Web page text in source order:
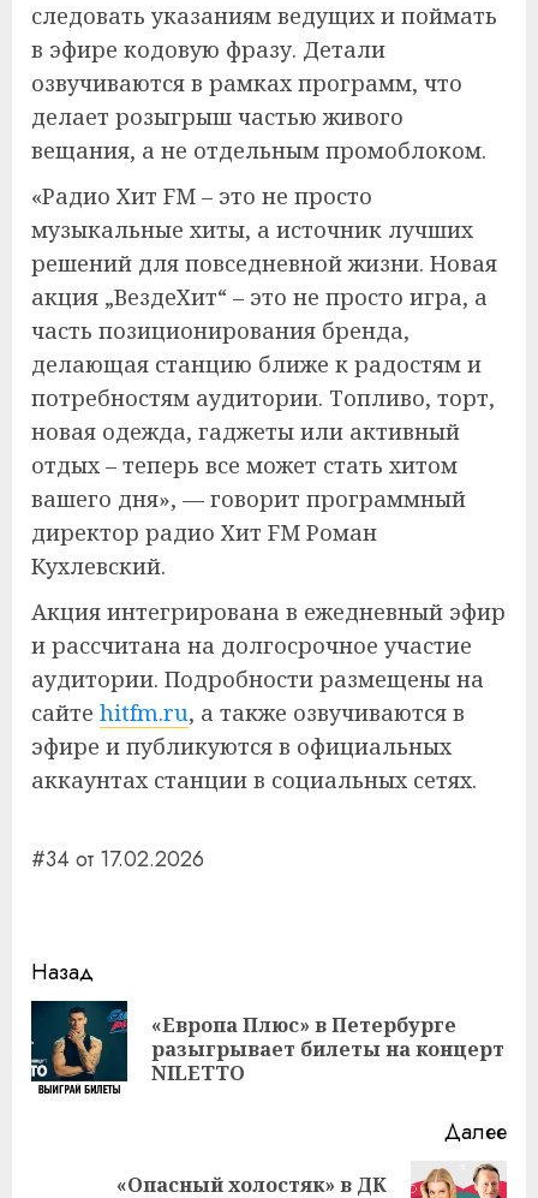
следовать указаниям ведущих и поймать
в эфире кодовую фразу. Детали
озвучиваются в рамках программ, что
делает розыгрыш частью живого
вещания, а не отдельным промоблоком.
«Радио Хит FM – это не просто
музыкальные хиты, а источник лучших
решений для повседневной жизни. Новая
акция „ВездеХит“ – это не просто игра, а
часть позиционирования бренда,
делающая станцию ближе к радостям и
потребностям аудитории. Топливо, торт,
новая одежда, гаджеты или активный
отдых – теперь все может стать хитом
вашего дня», — говорит программный
директор радио Хит FM Роман
Кухлевский.
Акция интегрирована в ежедневный эфир
и рассчитана на долгосрочное участие
аудитории. Подробности размещены на
сайте hitfm.ru, а также озвучиваются в
эфире и публикуются в официальных
аккаунтах станции в социальных сетях.
#34 от 17.02.2026
Навигация
записи
Назад
«Европа Плюс» в Петербурге
разыгрывает билеты на концерт
NILETTO
Далее
«Опасный холостяк» в ДК